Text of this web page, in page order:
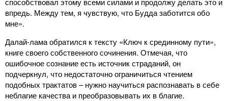
впредь. Между тем, я чувствую, что Будда заботится обо
мне».
Далай-лама обратился к тексту «Ключ к срединному пути»,
книге своего собственного сочинения. Отмечая, что
ошибочное сознание есть источник страданий, он
подчеркнул, что недостаточно ограничиться чтением
подобных трактатов – нужно научиться распознавать в себе
неблагие качества и преобразовывать их в благие.